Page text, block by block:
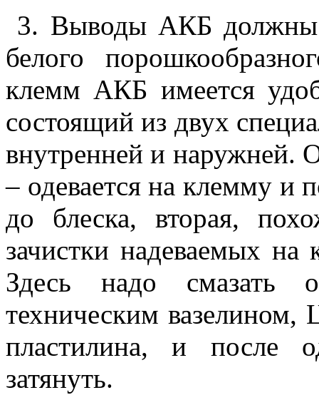
3. Выводы АКБ должны
белого
клемм АКБ имеется
состоящий из двух
внутренней и
– одевается на клемму и
до блеска, вторая,
зачистки надеваемых
Здесь надо смазать
техническим
пластилина, и после
затянуть.